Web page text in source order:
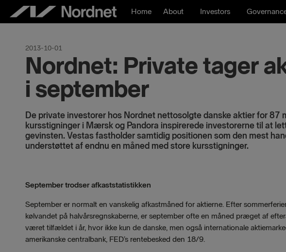
Home About Investors
2013-10-01
Nordnet: Private tager
i september
De private investorer hos Nordnet nettosolgte danske aktier for 87
kursstigninger i Mærsk og Pandora inspirerede investorerne til at
gevinsten. Vestas fastholder samtidig positionen som den mest
understøttet af endnu en måned med store kursstigninger.
September trodser afkaststatistikken
September er normalt en vanskelig afkastmåned for aktierne. Efter
kølvandet på halvårsregnskaberne, er september ofte en måned præget af
været tilfældet i år, hvor ikke kun de danske, men også internationale
amerikanske centralbank, FED’s rentebesked den 18/9.